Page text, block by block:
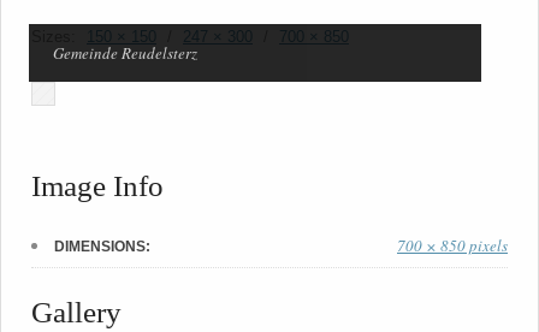
150 × 150 247 × 300 700 × 850
Gemeinde Reudelsterz
Image Info
DIMENSIONS: 700 × 850 pixels
Gallery